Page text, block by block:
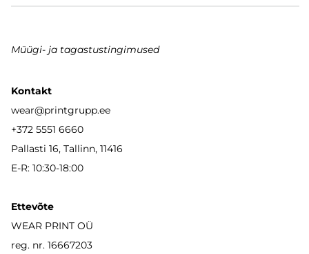
Müügi- ja tagastustingimused
Kontakt
wear@printgrupp.ee
+372 5551 6660
Pallasti 16, Tallinn, 11416
E-R: 10:30-18:00
Ettevõte
WEAR PRINT OÜ
reg. nr. 16667203